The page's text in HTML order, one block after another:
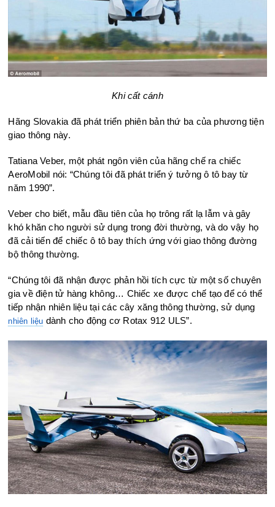
Khi cất cánh
Hãng Slovakia đã phát triển phiên bản thứ ba của phương tiện
giao thông này.
Tatiana Veber, một phát ngôn viên của hãng chế ra chiếc
AeroMobil nói: “Chúng tôi đã phát triển ý tưởng ô tô bay từ
năm 1990”.
Veber cho biết, mẫu đầu tiên của họ trông rất lạ lẫm và gây
khó khăn cho người sử dụng trong đời thường, và do vậy họ
đã cải tiến để chiếc ô tô bay thích ứng với giao thông đường
bộ thông thường.
“Chúng tôi đã nhận được phản hồi tích cực từ một số chuyên
gia về điện tử hàng không… Chiếc xe được chế tạo để có thể
tiếp nhận nhiên liệu tại các cây xăng thông thường, sử dụng
nhiên liệu dành cho động cơ Rotax 912 ULS”.